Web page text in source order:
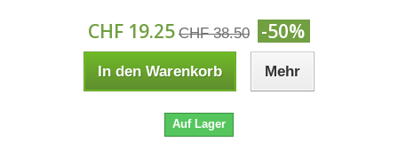
CHF 19.25 CHF 38.50 -50%
In den Warenkorb Mehr
Auf Lager